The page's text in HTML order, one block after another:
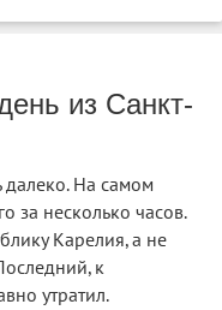
из Санкт-
далеко. На самом
за несколько часов.
Карелия, а не
к
утратил.